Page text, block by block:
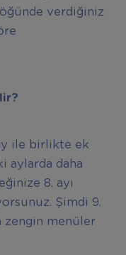
verdiğiniz
ile birlikte ek
aylarda daha
8. ayı
Şimdi 9.
zengin menüler